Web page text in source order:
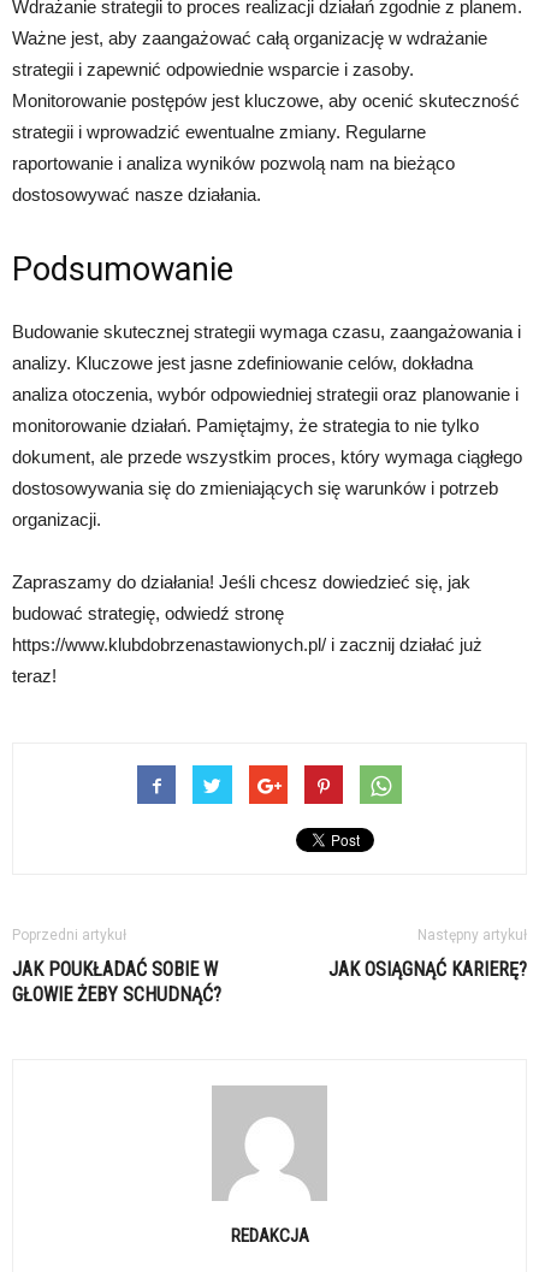
Wdrażanie strategii to proces realizacji działań zgodnie z planem.
Ważne jest, aby zaangażować całą organizację w wdrażanie
strategii i zapewnić odpowiednie wsparcie i zasoby.
Monitorowanie postępów jest kluczowe, aby ocenić skuteczność
strategii i wprowadzić ewentualne zmiany. Regularne
raportowanie i analiza wyników pozwolą nam na bieżąco
dostosowywać nasze działania.
Podsumowanie
Budowanie skutecznej strategii wymaga czasu, zaangażowania i
analizy. Kluczowe jest jasne zdefiniowanie celów, dokładna
analiza otoczenia, wybór odpowiedniej strategii oraz planowanie i
monitorowanie działań. Pamiętajmy, że strategia to nie tylko
dokument, ale przede wszystkim proces, który wymaga ciągłego
dostosowywania się do zmieniających się warunków i potrzeb
organizacji.
Zapraszamy do działania! Jeśli chcesz dowiedzieć się, jak
budować strategię, odwiedź stronę
https://www.klubdobrzenastawionych.pl/ i zacznij działać już
teraz!
Poprzedni artykuł
JAK POUKŁADAĆ SOBIE W
GŁOWIE ŻEBY SCHUDNĄĆ?
Następny artykuł
JAK OSIĄGNĄĆ KARIERĘ?
REDAKCJA